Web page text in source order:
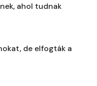
ahol tudnak
de elfogták a